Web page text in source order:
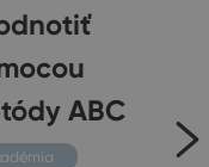
ABC